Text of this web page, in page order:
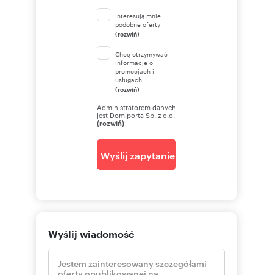
Interesują mnie
podobne oferty
(rozwiń)
Chcę otrzymywać
informacje o
promocjach i
usługach.
(rozwiń)
Administratorem danych
jest Domiporta Sp. z o.o.
(rozwiń)
Wyślij zapytanie
Wyślij wiadomość